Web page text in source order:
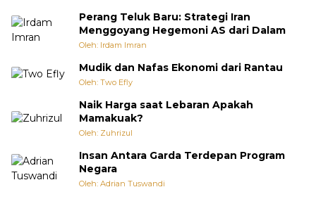
Perang Teluk Baru: Strategi Iran
Menggoyang Hegemoni AS dari Dalam
Oleh: Irdam Imran
Mudik dan Nafas Ekonomi dari Rantau
Oleh: Two Efly
Naik Harga saat Lebaran Apakah
Mamakuak?
Oleh: Zuhrizul
Insan Antara Garda Terdepan Program
Negara
Oleh: Adrian Tuswandi